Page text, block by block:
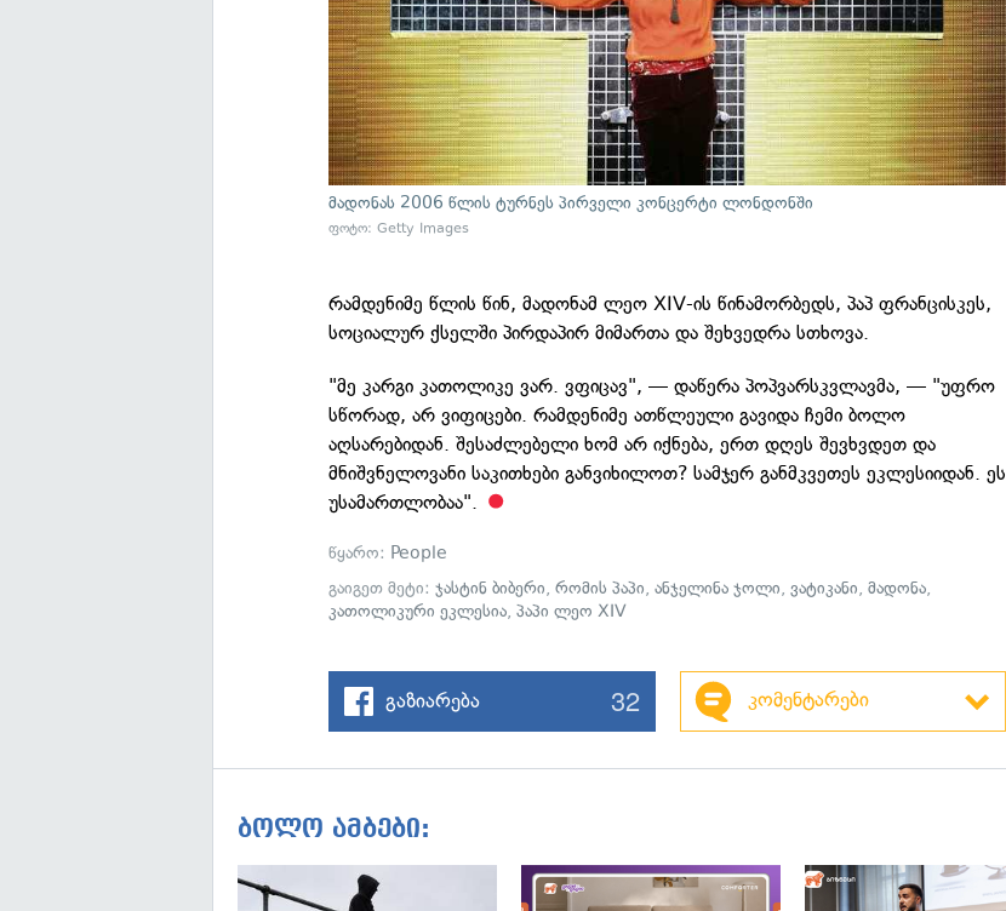
მადონას 2006 წლის ტურნეს პირველი კონცერტი ლონდონში
ფოტო: Getty Images
რამდენიმე წლის წინ, მადონამ ლეო XIV-ის წინამორბედს, პაპ ფრანცისკეს,
სოციალურ ქსელში პირდაპირ მიმართა და შეხვედრა სთხოვა.
"მე კარგი კათოლიკე ვარ. ვფიცავ", — დაწერა პოპვარსკვლავმა, — "უფრო
სწორად, არ ვიფიცები. რამდენიმე ათწლეული გავიდა ჩემი ბოლო
აღსარებიდან. შესაძლებელი ხომ არ იქნება, ერთ დღეს შევხვდეთ და
მნიშვნელოვანი საკითხები განვიხილოთ? სამჯერ განმკვეთეს ეკლესიიდან. ეს
უსამართლობაა".
წყარო: People
გაიგეთ მეტი:ჯასტინ ბიბერი,რომის პაპი,ანჯელინა ჯოლი,ვატიკანი,მადონა,
კათოლიკური ეკლესია,პაპი ლეო XIV
გაზიარება 32 კომენტარები
ბოლო ამბები:
გადახედვა